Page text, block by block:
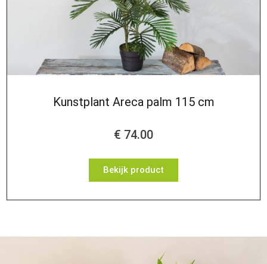
Kunstplant Areca palm 115 cm
€ 74.00
Bekijk product